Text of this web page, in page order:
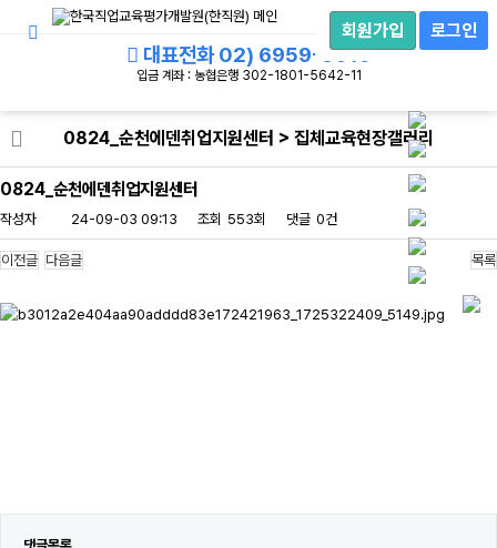
회
그
인
회원가입 로그인
대표전화02) 6959-8019
입금 계좌 : 농협은행 302-1801-5642-11
0824_순천에덴취업지원센터 > 집체교육현장갤러리
집체교육현장갤러리
0824_순천에덴취업지원센터
작성자 24-09-03 09:13 조회 553회 댓글 0건
이전글 다음글 목록